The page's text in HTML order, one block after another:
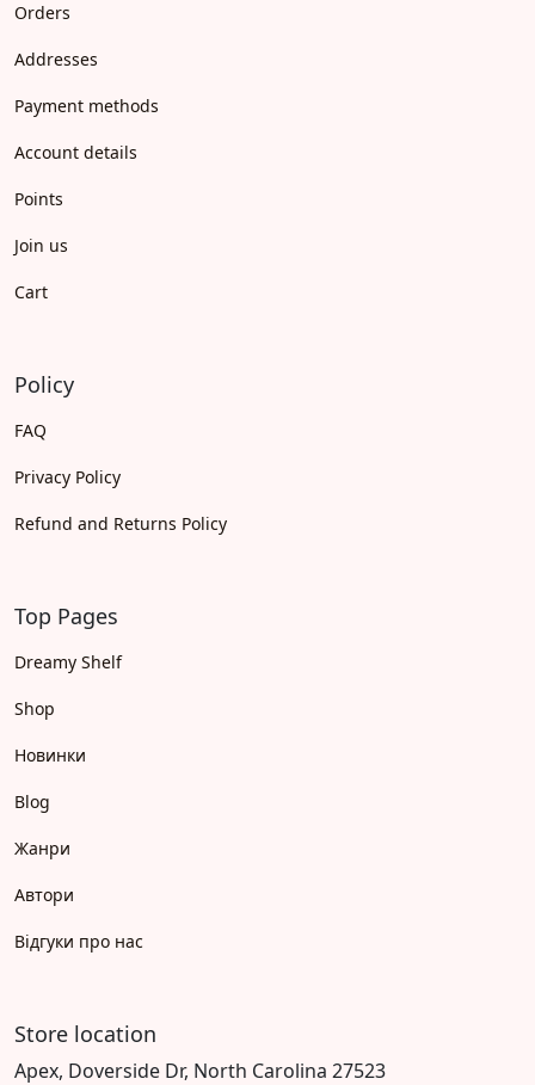
Orders
Addresses
Payment methods
Account details
Points
Join us
Cart
Policy
FAQ
Privacy Policy
Refund and Returns Policy
Top Pages
Dreamy Shelf
Shop
Новинки
Blog
Жанри
Автори
Відгуки про нас
Store location
Apex, Doverside Dr, North Carolina 27523